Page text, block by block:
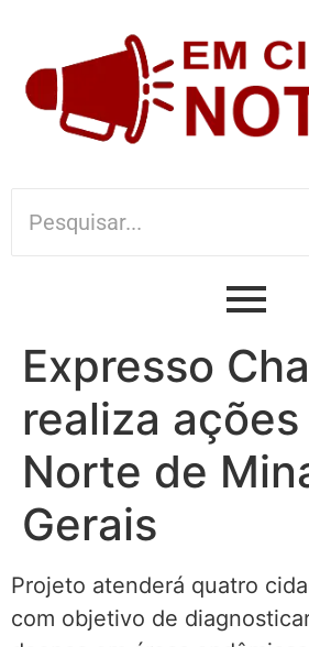
Expresso
realiza
Norte de
Gerais
Projeto atenderá quatro
com objetivo de